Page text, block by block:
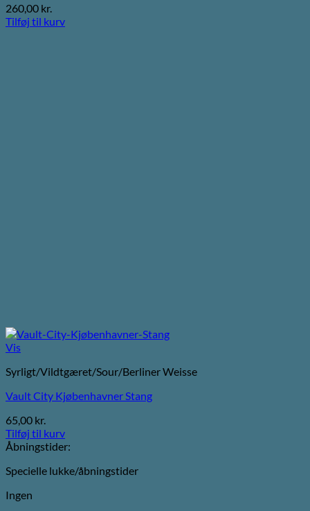
260,00 kr.
Tilføj til kurv
Vis
Syrligt/Vildtgæret/Sour/Berliner Weisse
Vault City Kjøbenhavner Stang
65,00 kr.
Tilføj til kurv
Åbningstider:
Specielle lukke/åbningstider
Ingen